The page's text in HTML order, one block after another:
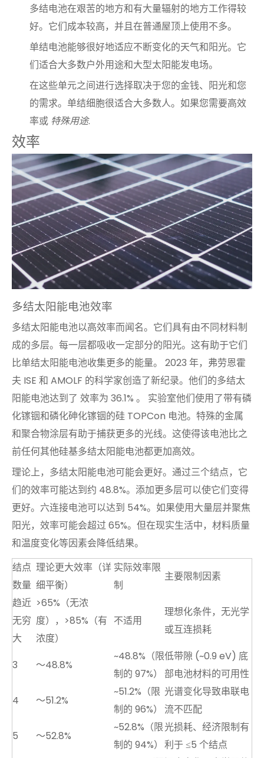
多结电池在艰苦的地方和有大量辐射的地方工作得较
好。它们成本较高，并且在普通屋顶上使用不多。
单结电池能够很好地适应不断变化的天气和阳光。它
们适合大多数户外用途和大型太阳能发电场。
在这些单元之间进行选择取决于您的金钱、阳光和您
的需求。单结细胞很适合大多数人。如果您需要高效
率或 特殊用途.
效率
多结太阳能电池效率
多结太阳能电池以高效率而闻名。它们具有由不同材料制
成的多层。每一层都吸收一定部分的阳光。这有助于它们
比单结太阳能电池收集更多的能量。 2023 年，弗劳恩霍
夫 ISE 和 AMOLF 的科学家创造了新纪录。他们的多结太
阳能电池达到了 效率为 36.1% 。
实验室他们使用了带有磷
化镓铟和磷化砷化镓铟的硅 TOPCon 电池。特殊的金属
和聚合物涂层有助于捕获更多的光线。这使得该电池比之
前任何其他硅基多结太阳能电池都更加高效。
理论上，多结太阳能电池可能会更好。通过三个结点，它
们的效率可能达到约 48.8%。添加更多层可以使它们变得
更好。六连接电池可以达到 54%。如果使用大量层并聚焦
阳光，效率可能会超过 65%。但在现实生活中，材料质量
和温度变化等因素会降低结果。
结点
数量
理论更大效率（详
细平衡）
实际效率限
制
主要限制因素
趋近
无穷
大
>65%（无浓
度），>85%（有
浓度）
不适用
理想化条件，无光学
或互连损耗
3 〜48.8%
~48.8%（限
制的 97%）
低带隙 (~0.9 eV) 底
部电池材料的可用性
4
〜51.2%
~51.2%（限
制的 96%）
光谱变化导致串联电
流不匹配
5
～52.8%
~52.8%（限
制的 94%）
光损耗、经济限制有
利于 ≤5 个结点